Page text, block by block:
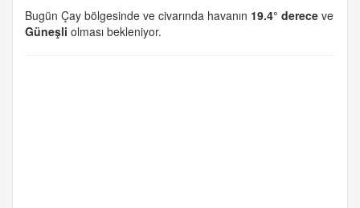
Bugün Çay bölgesinde ve civarında havanın 19.4° derece ve
Güneşli olması bekleniyor.